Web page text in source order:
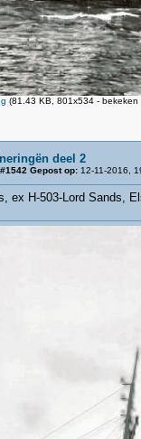
(81.43 KB, 801x534 - bekeken
deel 2
Gepost op: 12-11-2016,
ex H-503-Lord Sands,